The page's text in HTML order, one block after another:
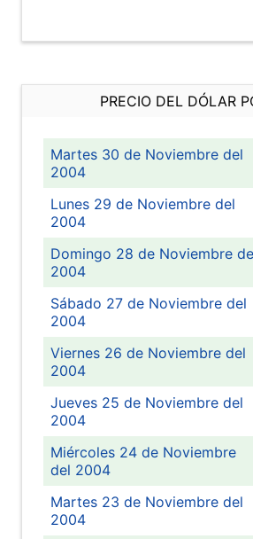
PRECIO DEL DÓLAR
Martes 30 de Noviembre del
2004
Lunes 29 de Noviembre del
2004
Domingo 28 de Noviembre
2004
Sábado 27 de Noviembre del
2004
Viernes 26 de Noviembre del
2004
Jueves 25 de Noviembre del
2004
Miércoles 24 de Noviembre
del 2004
Martes 23 de Noviembre del
2004